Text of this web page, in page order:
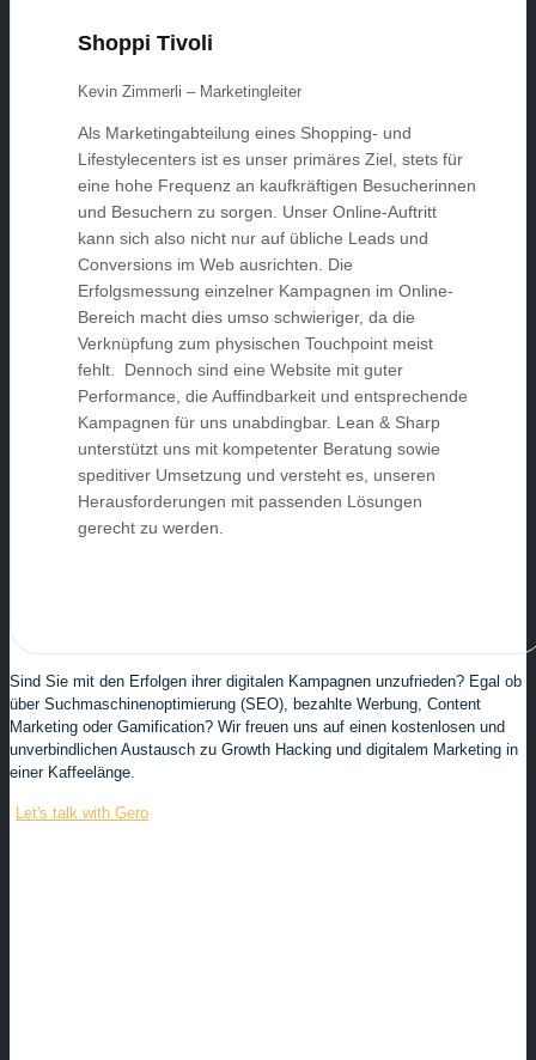
Shoppi Tivoli
Kevin Zimmerli – Marketingleiter
Als Marketingabteilung eines Shopping- und
Lifestylecenters ist es unser primäres Ziel, stets für
eine hohe Frequenz an kaufkräftigen Besucherinnen
und Besuchern zu sorgen. Unser Online-Auftritt
kann sich also nicht nur auf übliche Leads und
Conversions im Web ausrichten. Die
Erfolgsmessung einzelner Kampagnen im Online-
Bereich macht dies umso schwieriger, da die
Verknüpfung zum physischen Touchpoint meist
fehlt. Dennoch sind eine Website mit guter
Performance, die Auffindbarkeit und entsprechende
Kampagnen für uns unabdingbar. Lean & Sharp
unterstützt uns mit kompetenter Beratung sowie
speditiver Umsetzung und versteht es, unseren
Herausforderungen mit passenden Lösungen
gerecht zu werden.
Sind Sie mit den Erfolgen ihrer digitalen Kampagnen unzufrieden? Egal ob
über Suchmaschinenoptimierung (SEO), bezahlte Werbung, Content
Marketing oder Gamification? Wir freuen uns auf einen kostenlosen und
unverbindlichen Austausch zu Growth Hacking und digitalem Marketing in
einer Kaffeelänge.
Let's talk with Gero